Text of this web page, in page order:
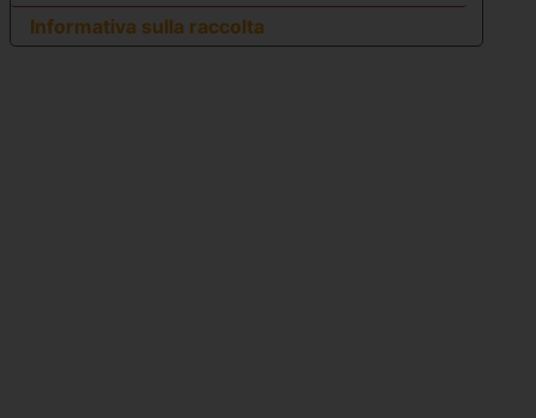
Informativa sulla raccolta